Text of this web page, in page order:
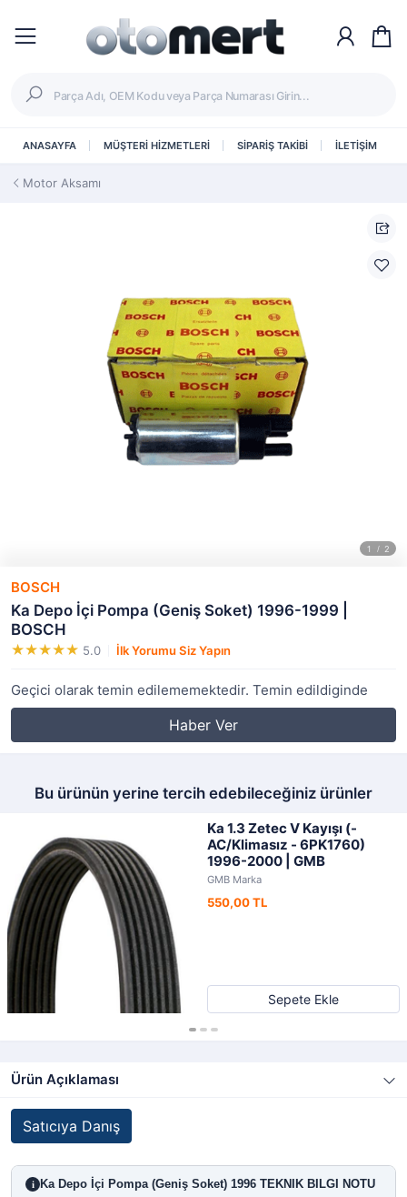
ANASAYFA MÜŞTERİ HİZMETLERİ SİPARİŞ TAKİBİ İLETİŞİM
Motor Aksamı
BOSCH
Ka Depo İçi Pompa (Geniş Soket) 1996-1999 |
BOSCH
5.0 İlk Yorumu Siz Yapın
Geçici olarak temin edilememektedir. Temin edildiginde
Haber Ver
Bu ürünün yerine tercih edebileceğiniz ürünler
Ka 1.3 Zetec V Kayışı (-
AC/Klimasız - 6PK1760)
1996-2000 | GMB
GMB Marka
550,00 TL
Sepete Ekle
Ürün Açıklaması
Satıcıya Danış
i Ka Depo İçi Pompa (Geniş Soket) 1996 TEKNIK BILGI NOTU